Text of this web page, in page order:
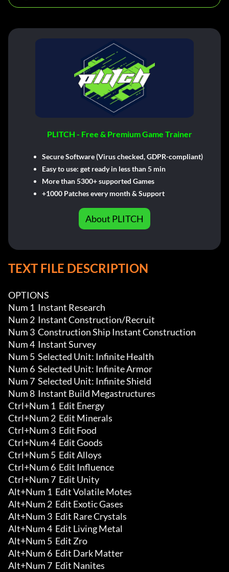
PLITCH - Free & Premium Game Trainer
Secure Software (Virus checked, GDPR-compliant)
Easy to use: get ready in less than 5 min
More than 5300+ supported Games
+1000 Patches every month & Support
About PLITCH
TEXT FILE DESCRIPTION
OPTIONS
Num 1  Instant Research
Num 2  Instant Construction/Recruit
Num 3  Construction Ship Instant Construction
Num 4  Instant Survey
Num 5  Selected Unit: Infinite Health
Num 6  Selected Unit: Infinite Armor
Num 7  Selected Unit: Infinite Shield
Num 8  Instant Build Megastructures
Ctrl+Num 1  Edit Energy
Ctrl+Num 2  Edit Minerals
Ctrl+Num 3  Edit Food
Ctrl+Num 4  Edit Goods
Ctrl+Num 5  Edit Alloys
Ctrl+Num 6  Edit Influence
Ctrl+Num 7  Edit Unity
Alt+Num 1  Edit Volatile Motes
Alt+Num 2  Edit Exotic Gases
Alt+Num 3  Edit Rare Crystals
Alt+Num 4  Edit Living Metal
Alt+Num 5  Edit Zro
Alt+Num 6  Edit Dark Matter
Alt+Num 7  Edit Nanites